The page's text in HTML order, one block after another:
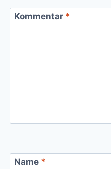
Kommentar *
Name *